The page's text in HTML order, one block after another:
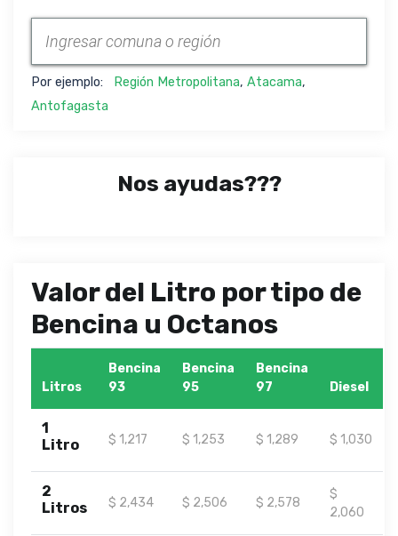
Por ejemplo: Región Metropolitana, Atacama,
Antofagasta
Nos ayudas???
Valor del Litro por tipo de
Bencina u Octanos
Litros
Bencina
93
Bencina
95
Bencina
97
Diesel
1
Litro
$ 1,217 $ 1,253 $ 1,289 $ 1,030
2
Litros
$ 2,434 $ 2,506 $ 2,578
$
2,060